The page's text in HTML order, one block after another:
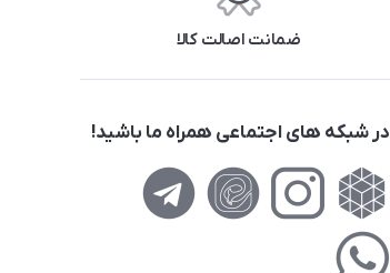
ضمانت اصالت کالا
در شبکه های اجتماعی همراه ما باشید!